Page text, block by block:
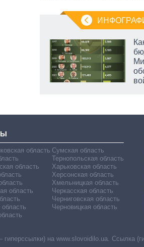
область
область
область
Сумская область
Тернопольская область
Харьковская область
Херсонская область
Хмельницкая область
Черкасская область
Черниговская область
Черновицкая область
на www.slovoidilo.ua. Ссылка